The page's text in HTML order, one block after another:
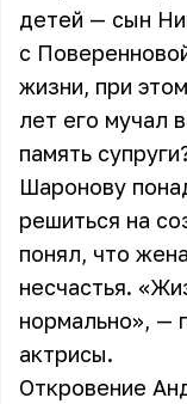
детей — сын
с
жизни, при
лет его мучал
память
Шаронову
решиться на
понял, что
несчастья.
нормально», —
актрисы.
Откровение